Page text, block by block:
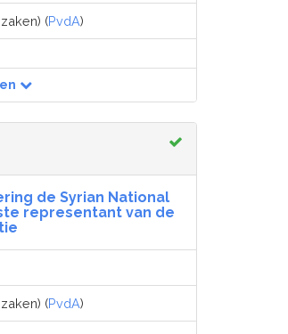
(PvdA)
de Syrian National
representant van de
(PvdA)